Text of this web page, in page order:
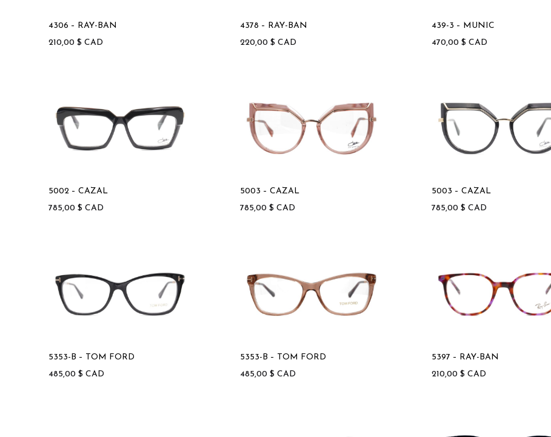
4306 – RAY-BAN
210,00 $ CAD
4378 – RAY-BAN
220,00 $ CAD
439-3 – MUNIC
470,00 $ CAD
5002 – CAZAL
785,00 $ CAD
5003 – CAZAL
785,00 $ CAD
5003 – CAZAL
785,00 $ CAD
5353-B – TOM FORD
485,00 $ CAD
5353-B – TOM FORD
485,00 $ CAD
5397 – RAY-BAN
210,00 $ CAD